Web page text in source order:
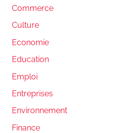
Commerce
Culture
Economie
Education
Emploi
Entreprises
Environnement
Finance